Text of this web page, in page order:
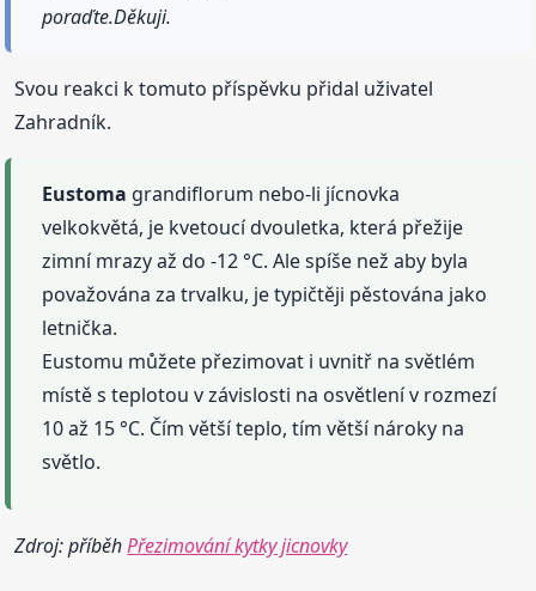
poraďte.Děkuji.
Svou reakci k tomuto příspěvku přidal uživatel
Zahradník.
Eustoma grandiflorum nebo-li jícnovka
velkokvětá, je kvetoucí dvouletka, která přežije
zimní mrazy až do -12 °C. Ale spíše než aby byla
považována za trvalku, je typičtěji pěstována jako
letnička.
Eustomu můžete přezimovat i uvnitř na světlém
místě s teplotou v závislosti na osvětlení v rozmezí
10 až 15 °C. Čím větší teplo, tím větší nároky na
světlo.
Zdroj: příběhPřezimování kytky jicnovky